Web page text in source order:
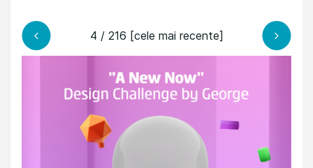
4 / 216 [cele mai recente]